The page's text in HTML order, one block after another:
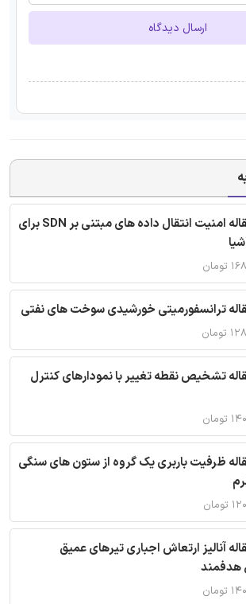
ارسال دیدگاه
ترجمه مقاله امنیت انتقال داده های مبتنی بر SDN برای
ترانسفورمیتی خورشیدی سوخت های نفتی
تشخیص نقطه تغییر با نمودارهای کنترل
ظرفیت باربری یک گروه از ستون های سنگی
آنالیز ارتعاش اجباری تیرهای عمیق